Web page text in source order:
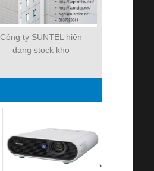
Công ty SUNTEL hiện
đang stock kho
HONEYWELL
›